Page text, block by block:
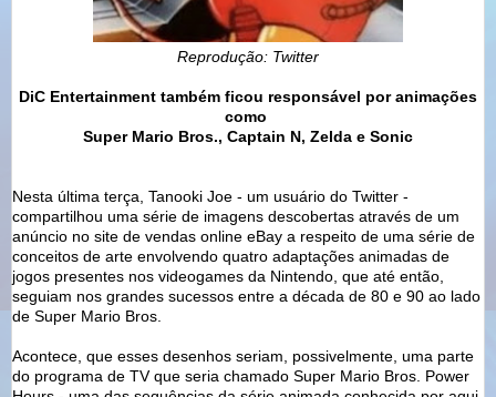
Reprodução: Twitter
DiC Entertainment também ficou responsável por animações
como
Super Mario Bros., Captain N, Zelda e Sonic
Nesta última terça, Tanooki Joe - um usuário do Twitter -
compartilhou uma série de imagens descobertas através de um
anúncio no site de vendas online eBay a respeito de uma série de
conceitos de arte envolvendo quatro adaptações animadas de
jogos presentes nos videogames da Nintendo, que até então,
seguiam nos grandes sucessos entre a década de 80 e 90 ao lado
de Super Mario Bros.
Acontece, que esses desenhos seriam, possivelmente, uma parte
do programa de TV que seria chamado Super Mario Bros. Power